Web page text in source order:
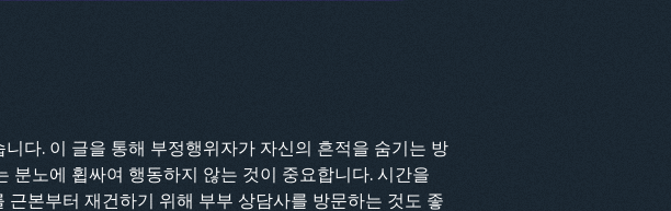
다. 이 글을 통해 부정행위자가 자신의 흔적을 숨기는 방
분노에 휩싸여 행동하지 않는 것이 중요합니다. 시간을
본부터 재건하기 위해 부부 상담사를 방문하는 것도 좋